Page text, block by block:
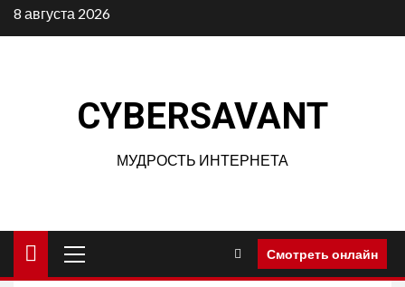
Перейти
к
8 августа 2026
CYBERSAVANT
МУДРОСТЬ ИНТЕРНЕТА
меню
Смотреть онлайн